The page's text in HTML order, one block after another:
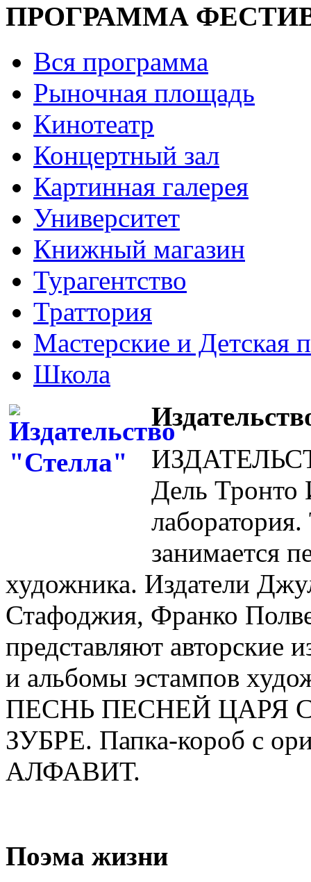
ПРОГРАММА
Вся программа
Рыночная площадь
Кинотеатр
Концертный зал
Картинная галерея
Университет
Книжный магазин
Турагентство
Траттория
Мастерские и Детская
Школа
Дель
занимается
художника. Издатели
Стафоджия, Франко
представляют авторские
и альбомы эстампов
ПЕСНЬ ПЕСНЕЙ ЦАРЯ
ЗУБРЕ. Папка-короб с
АЛФАВИТ.
Поэма жизни